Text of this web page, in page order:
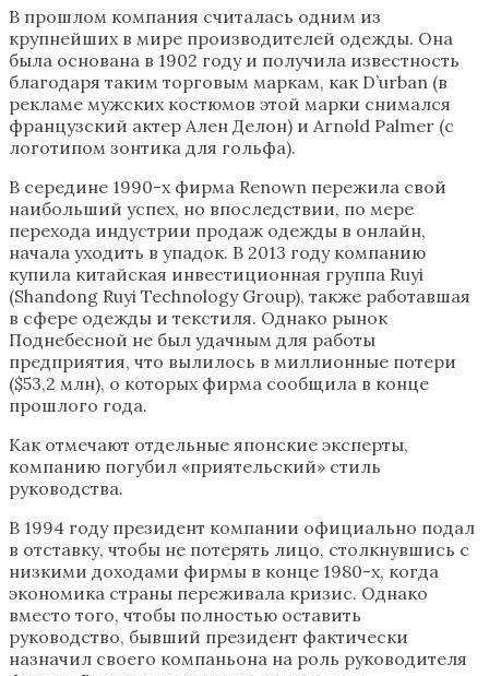
В прошлом компания считалась одним из
крупнейших в мире производителей одежды. Она
была основана в 1902 году и получила известность
благодаря таким торговым маркам, как D’urban (в
рекламе мужских костюмов этой марки снимался
французский актер Ален Делон) и Arnold Palmer (с
логотипом зонтика для гольфа).
В середине 1990-х фирма Renown пережила свой
наибольший успех, но впоследствии, по мере
перехода индустрии продаж одежды в онлайн,
начала уходить в упадок. В 2013 году компанию
купила китайская инвестиционная группа Ruyi
(Shandong Ruyi Technology Group), также работавшая
в сфере одежды и текстиля. Однако рынок
Поднебесной не был удачным для работы
предприятия, что вылилось в миллионные потери
($53,2 млн), о которых фирма сообщила в конце
прошлого года.
Как отмечают отдельные японские эксперты,
компанию погубил «приятельский» стиль
руководства.
В 1994 году президент компании официально подал
в отставку, чтобы не потерять лицо, столкнувшись с
низкими доходами фирмы в конце 1980-х, когда
экономика страны переживала кризис. Однако
вместо того, чтобы полностью оставить
руководство, бывший президент фактически
назначил своего компаньона на роль руководителя